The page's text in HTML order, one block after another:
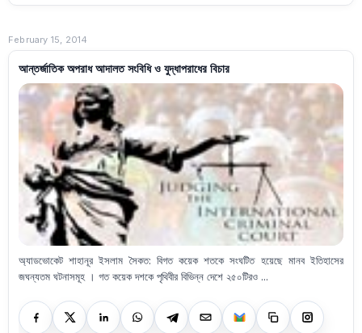
February 15, 2014
আন্তর্জাতিক অপরাধ আদালত সংবিধি ও যুদ্ধাপরাধের বিচার
অ্যাডভোকেট শাহানূর ইসলাম সৈকত: বিগত কয়েক শতকে সংঘটিত হয়েছে মানব ইতিহাসের
জঘন্যতম ঘটনাসমূহ । গত কয়েক দশকে পৃথিবীর বিভিন্ন দেশে ২৫০টিরও ...